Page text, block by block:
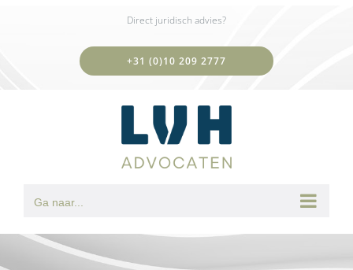
Direct juridisch advies?
+31 (0)10 209 2777
Ga naar...